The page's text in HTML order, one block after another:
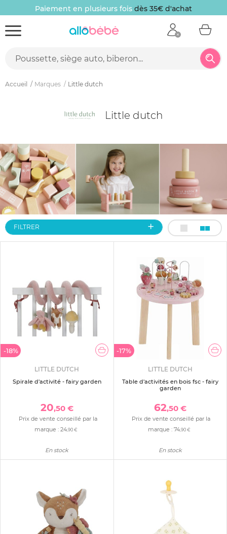
10 € offertssur votre première commande
Accueil Marques Little dutch
Little dutch
FILTRER
-18%
LITTLE DUTCH
Spirale d'activité - fairy garden
20,50 €
Prix de vente conseillé par la
marque : 24,90 €
En stock
-17%
LITTLE DUTCH
Table d'activités en bois fsc - fairy
garden
62,50 €
Prix de vente conseillé par la
marque : 74,90 €
En stock